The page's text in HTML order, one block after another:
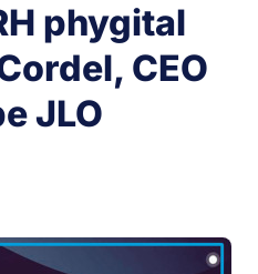
phygital
CEO
JLO